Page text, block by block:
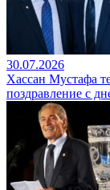
30.07.2026
Хассан Мустафа
поздравление с